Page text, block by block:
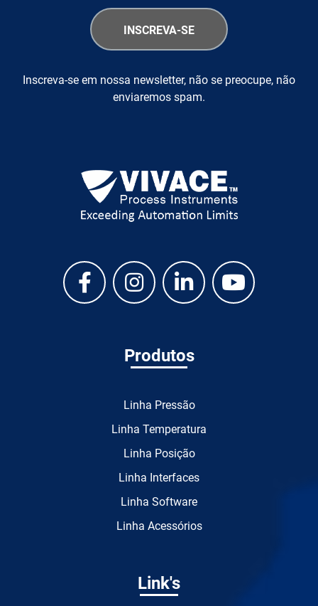
Inscreva-se em nossa newsletter, não se preocupe, não
enviaremos spam.
Produtos
Linha Pressão
Linha Temperatura
Linha Posição
Linha Interfaces
Linha Software
Linha Acessórios
Link's